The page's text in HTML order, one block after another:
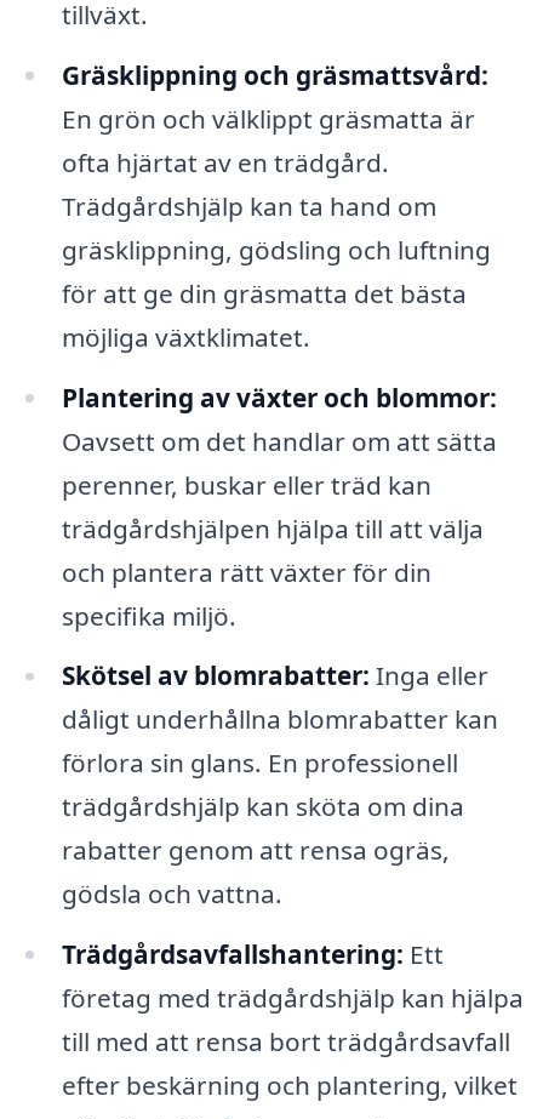
tillväxt.
Gräsklippning och gräsmattsvård:
En grön och välklippt gräsmatta är
ofta hjärtat av en trädgård.
Trädgårdshjälp kan ta hand om
gräsklippning, gödsling och luftning
för att ge din gräsmatta det bästa
möjliga växtklimatet.
Plantering av växter och blommor:
Oavsett om det handlar om att sätta
perenner, buskar eller träd kan
trädgårdshjälpen hjälpa till att välja
och plantera rätt växter för din
specifika miljö.
Skötsel av blomrabatter: Inga eller
dåligt underhållna blomrabatter kan
förlora sin glans. En professionell
trädgårdshjälp kan sköta om dina
rabatter genom att rensa ogräs,
gödsla och vattna.
Trädgårdsavfallshantering: Ett
företag med trädgårdshjälp kan hjälpa
till med att rensa bort trädgårdsavfall
efter beskärning och plantering, vilket